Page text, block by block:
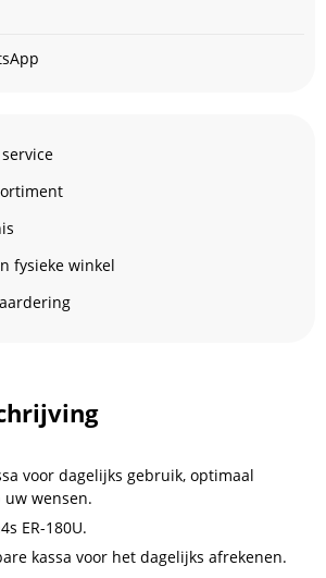
fysieke winkel
voor dagelijks gebruik, optimaal
wensen.
ER-180U.
kassa voor het dagelijks afrekenen.